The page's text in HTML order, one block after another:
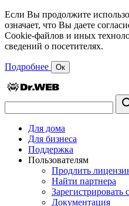
Если Вы продолжите
означает, что Вы даете
Cookie-файлов и иных
сведений о посетителях.
Подробнее Ок
Для дома
Для бизнеса
Поддержка
Пользователям
Продлить
Найти партнера
Документация